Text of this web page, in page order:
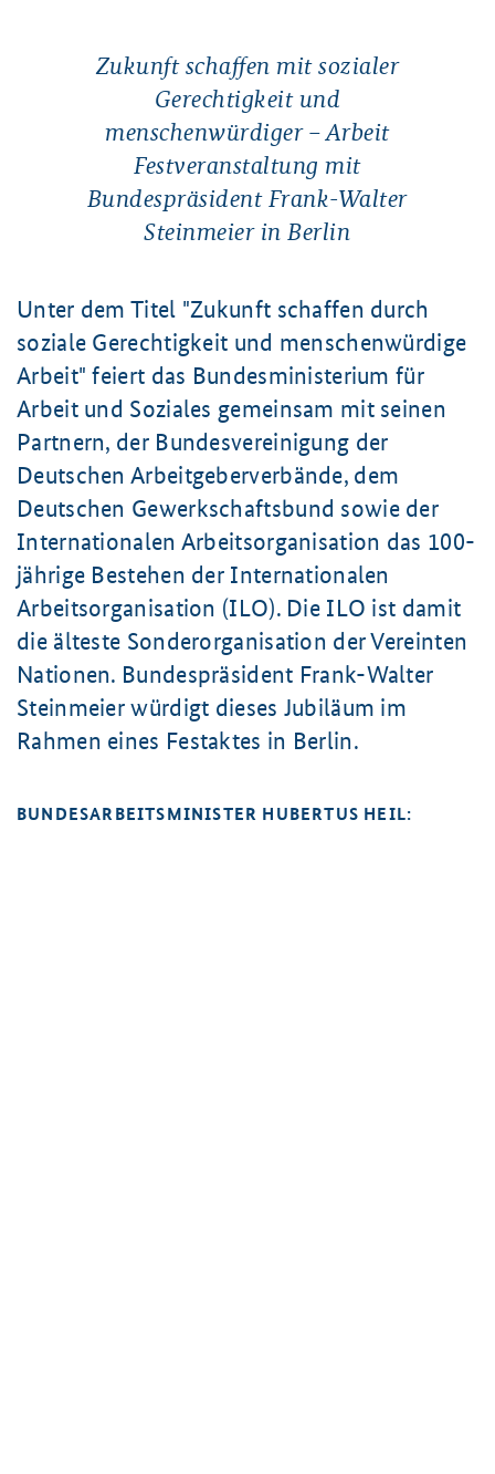
Zukunft schaffen mit sozialer
Gerechtigkeit und
menschenwürdiger – Arbeit
Festveranstaltung mit
Bundespräsident Frank-Walter
Steinmeier in Berlin
Unter dem Titel "Zukunft schaffen durch
soziale Gerechtigkeit und menschenwürdige
Arbeit" feiert das Bundesministerium für
Arbeit und Soziales gemeinsam mit seinen
Partnern, der Bundesvereinigung der
Deutschen Arbeitgeberverbände, dem
Deutschen Gewerkschaftsbund sowie der
Internationalen Arbeitsorganisation das 100-
jährige Bestehen der Internationalen
Arbeitsorganisation (ILO). Die ILO ist damit
die älteste Sonderorganisation der Vereinten
Nationen. Bundespräsident Frank-Walter
Steinmeier würdigt dieses Jubiläum im
Rahmen eines Festaktes in Berlin.
BUNDESARBEITSMINISTER HUBERTUS HEIL: